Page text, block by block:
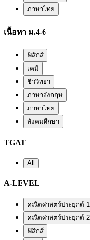
ภาษาไทย
เนื้อหา ม.4-6
ฟิสิกส์
เคมี
ชีววิทยา
ภาษาอังกฤษ
ภาษาไทย
สังคมศึกษา
TGAT
All
A-LEVEL
คณิตศาสตร์ประยุกต์ 1
คณิตศาสตร์ประยุกต์ 2
ฟิสิกส์